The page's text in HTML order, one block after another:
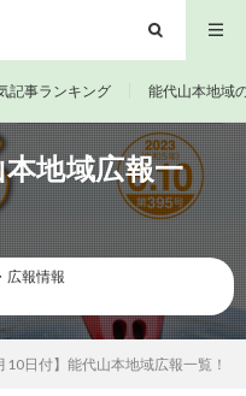
記事ランキング 能代山本地域
地域広報一
広報情報
10日付】能代山本地域広報一覧！